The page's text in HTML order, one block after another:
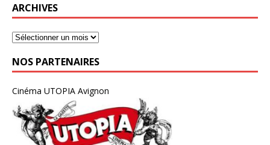
ARCHIVES
NOS PARTENAIRES
Cinéma UTOPIA Avignon